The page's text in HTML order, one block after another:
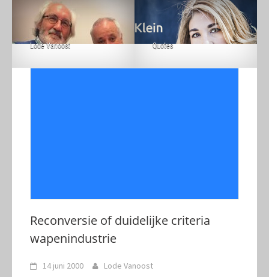
Lode Vanoost Quotes
Reconversie of duidelijke criteria
wapenindustrie
14 juni 2000 Lode Vanoost